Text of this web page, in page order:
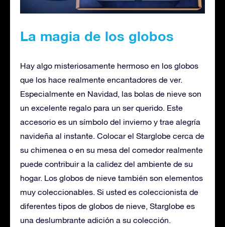
La magia de los globos
Hay algo misteriosamente hermoso en los globos
que los hace realmente encantadores de ver.
Especialmente en Navidad, las bolas de nieve son
un excelente regalo para un ser querido. Este
accesorio es un símbolo del invierno y trae alegría
navideña al instante. Colocar el Starglobe cerca de
su chimenea o en su mesa del comedor realmente
puede contribuir a la calidez del ambiente de su
hogar. Los globos de nieve también son elementos
muy coleccionables. Si usted es coleccionista de
diferentes tipos de globos de nieve, Starglobe es
una deslumbrante adición a su colección.